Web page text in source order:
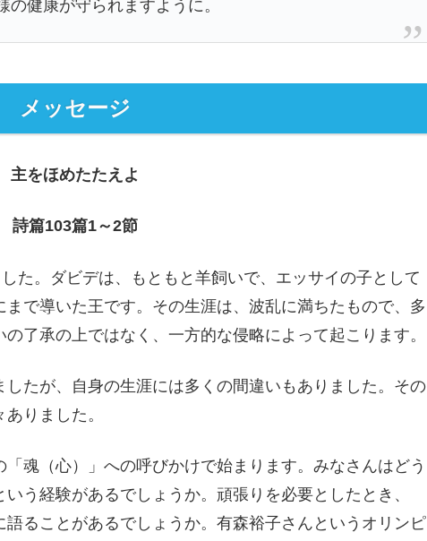
の健康が守られますように。
メッセージ
主をほめたたえよ
詩篇103篇1～2節
た。ダビデは、もともと羊飼いで、エッサイの子として
で導いた王です。その生涯は、波乱に満ちたもので、多
了承の上ではなく、一方的な侵略によって起こります。
たが、自身の生涯には多くの間違いもありました。その
りました。
魂（心）」への呼びかけで始まります。みなさんはどう
う経験があるでしょうか。頑張りを必要としたとき、
語ることがあるでしょうか。有森裕子さんというオリンピ